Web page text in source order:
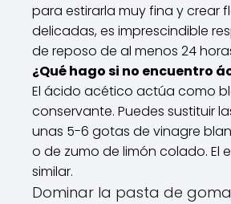
para estirarla muy fina y crear
delicadas, es imprescindible
de reposo de al menos 24
¿Qué hago si no encuentro
El ácido acético actúa como
conservante. Puedes sustituir
unas 5-6 gotas de vinagre
o de zumo de limón colado. El
similar.
Dominar la pasta de